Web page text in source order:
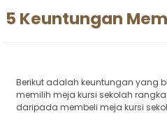
5 Keuntungan
Berikut adalah keuntungan yang
memilih meja kursi sekolah
daripada membeli meja kursi